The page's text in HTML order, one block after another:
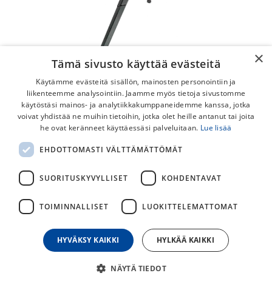
Specialized MSC MY18 323mm Vado /
Como Seisontatuki
Takahaarukkaan kiinnitettävä seisontatuki eri Specialized
Turbo-pyörämalleille.
€
×
Tämä sivusto käyttää evästeitä
Käytämme evästeitä sisällön, mainosten personointiin ja
liikenteemme analysointiin. Jaamme myös tietoja sivustomme
käytöstäsi mainos- ja analytiikkakumppaneidemme kanssa, jotka
voivat yhdistää ne muihin tietoihin, jotka olet heille antanut tai joita
he ovat keränneet käyttäessäsi palveluitaan. Lue lisää
EHDOTTOMASTI VÄLTTÄMÄTTÖMÄT
SUORITUSKYVYLLISET KOHDENTAVAT
TOIMINNALLISET LUOKITTELEMATTOMAT
HYVÄKSY KAIKKI HYLKÄÄ KAIKKI
NÄYTÄ TIEDOT